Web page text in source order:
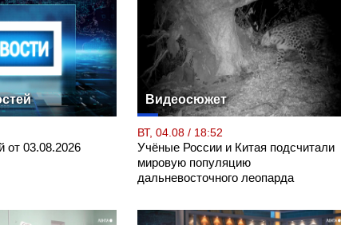
от 03.08.2026
Видеосюжет
ВТ, 04.08 / 18:52
Учёные России и Китая подсчитали
мировую популяцию
дальневосточного леопарда